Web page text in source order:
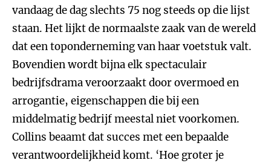
vandaag de dag slechts 75 nog steeds op die lijst
staan. Het lijkt de normaalste zaak van de wereld
dat een toponderneming van haar voetstuk valt.
Bovendien wordt bijna elk spectaculair
bedrijfsdrama veroorzaakt door overmoed en
arrogantie, eigenschappen die bij een
middelmatig bedrijf meestal niet voorkomen.
Collins beaamt dat succes met een bepaalde
verantwoordelijkheid komt. ‘Hoe groter je